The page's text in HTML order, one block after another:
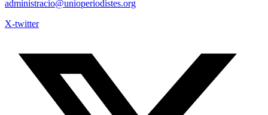
administracio@unioperiodistes.org
X-twitter